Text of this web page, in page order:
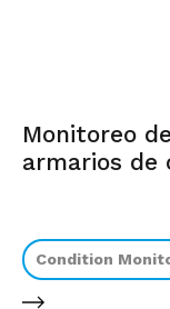
Monitoreo
armarios de
Condition